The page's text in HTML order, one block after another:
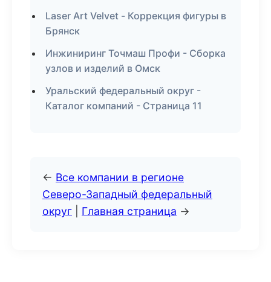
Laser Art Velvet - Коррекция фигуры в
Брянск
Инжиниринг Точмаш Профи - Сборка
узлов и изделий в Омск
Уральский федеральный округ -
Каталог компаний - Страница 11
← Все компании в регионе
Северо-Западный федеральный
округ
Главная страница →